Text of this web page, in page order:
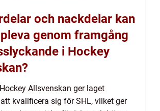
och nackdelar kan
genom framgång
i Hockey
Allsvenskan ger laget
kvalificera sig för SHL, vilket ger